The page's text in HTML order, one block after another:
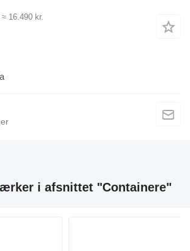
≈ 16.490 kr.
i afsnittet "Containere"